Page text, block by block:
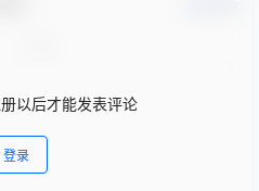
以后才能发表评论
登录